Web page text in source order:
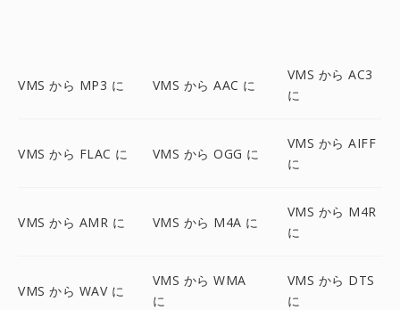
VMS から MP3 に VMS から AAC に
VMS から AC3
に
VMS から FLAC に VMS から OGG に
VMS から AIFF
に
VMS から AMR に VMS から M4A に
VMS から M4R
に
VMS から WAV に
VMS から WMA
に
VMS から DTS
に